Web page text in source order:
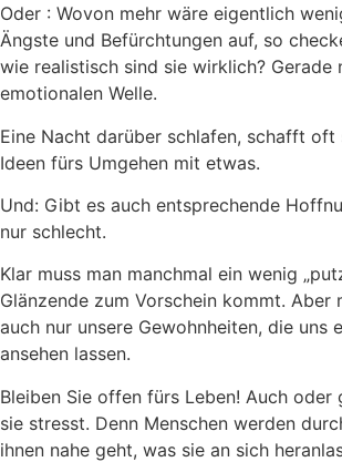
Oder : Wovon mehr wäre eigentlich
Ängste und Befürchtungen auf, so
wie realistisch sind sie wirklich? Gerade
emotionalen Welle.
Eine Nacht darüber schlafen, schafft oft
Ideen fürs Umgehen mit etwas.
Und: Gibt es auch entsprechende
nur schlecht.
Klar muss man manchmal ein wenig
Glänzende zum Vorschein kommt. Aber
auch nur unsere Gewohnheiten, die uns
ansehen lassen.
Bleiben Sie offen fürs Leben! Auch oder
sie stresst. Denn Menschen werden
ihnen nahe geht, was sie an sich